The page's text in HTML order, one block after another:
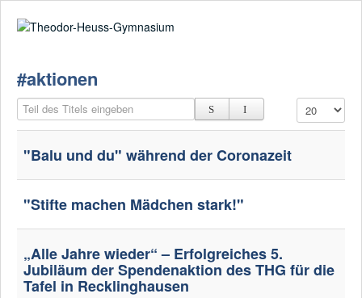
#aktionen
Teil des Titels eingeben Anzeige #
"Balu und du" während der Coronazeit
"Stifte machen Mädchen stark!"
„Alle Jahre wieder“ – Erfolgreiches 5.
Jubiläum der Spendenaktion des THG für die
Tafel in Recklinghausen